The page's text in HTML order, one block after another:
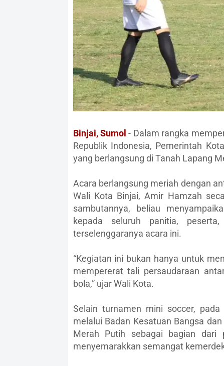
Binjai, Sumol - Dalam rangka
Republik Indonesia, Pemerintah
yang berlangsung di Tanah Lapang
Acara berlangsung meriah dengan
Wali Kota Binjai, Amir Hamzah
sambutannya, beliau
kepada seluruh panitia,
terselenggaranya acara ini.
“Kegiatan ini bukan hanya untuk
mempererat tali persaudaraan
bola,” ujar Wali Kota.
Selain turnamen mini soccer,
melalui Badan Kesatuan Bangsa
Merah Putih sebagai bagian dari
menyemarakkan semangat